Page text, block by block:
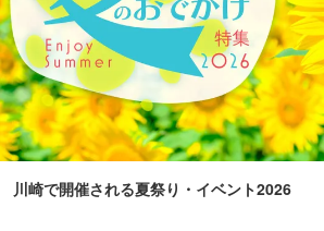
川崎で開催される夏祭り・イベント2026